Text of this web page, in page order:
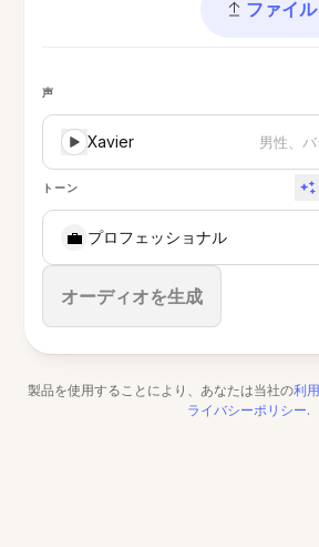
ファイ
声
Xavier 男性、
トーン
💼 プロフェッショナル
オーディオを生成
停止
製品を使用することにより、あなたは当社の利
ライバシーポリシー.